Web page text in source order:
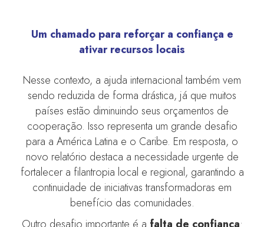
Um chamado para reforçar a confiança e
ativar recursos locais
Nesse contexto, a ajuda internacional também vem
sendo reduzida de forma drástica, já que muitos
países estão diminuindo seus orçamentos de
cooperação. Isso representa um grande desafio
para a América Latina e o Caribe. Em resposta, o
novo relatório destaca a necessidade urgente de
fortalecer a filantropia local e regional, garantindo a
continuidade de iniciativas transformadoras em
benefício das comunidades.